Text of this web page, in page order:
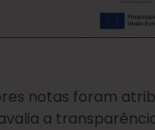
notas foram
a